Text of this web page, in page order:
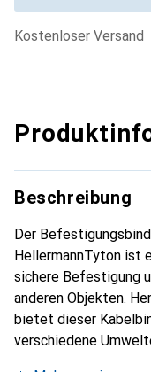
kostenloser Versand
Beschreibung
Der
HellermannTyton ist
sichere Befestigung
anderen Objekten.
bietet dieser
verschiedene